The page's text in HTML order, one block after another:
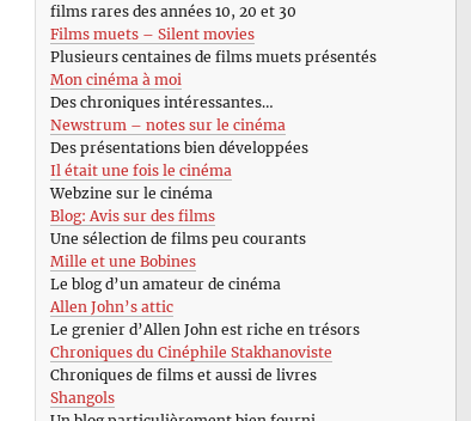
films rares des années 10, 20 et 30
Films muets – Silent movies
Plusieurs centaines de films muets présentés
Mon cinéma à moi
Des chroniques intéressantes…
Newstrum – notes sur le cinéma
Des présentations bien développées
Il était une fois le cinéma
Webzine sur le cinéma
Blog: Avis sur des films
Une sélection de films peu courants
Mille et une Bobines
Le blog d’un amateur de cinéma
Allen John’s attic
Le grenier d’Allen John est riche en trésors
Chroniques du Cinéphile Stakhanoviste
Chroniques de films et aussi de livres
Shangols